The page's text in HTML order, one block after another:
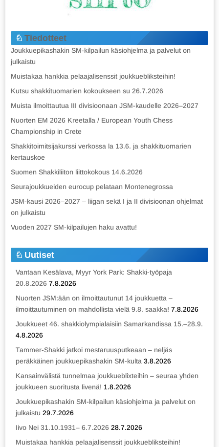
Tiedotteet
Joukkuepikashakin SM-kilpailun käsiohjelma ja palvelut on
julkaistu
Muistakaa hankkia pelaajalisenssit joukkuebliksteihin!
Kutsu shakkituomarien kokoukseen su 26.7.2026
Muista ilmoittautua III divisioonaan JSM-kaudelle 2026–2027
Nuorten EM 2026 Kreetalla / European Youth Chess
Championship in Crete
Shakkitoimitsijakurssi verkossa la 13.6. ja shakkituomarien
kertauskoe
Suomen Shakkiliiton liittokokous 14.6.2026
Seurajoukkueiden eurocup pelataan Montenegrossa
JSM-kausi 2026–2027 – liigan sekä I ja II divisioonan ohjelmat
on julkaistu
Vuoden 2027 SM-kilpailujen haku avattu!
Uutiset
Vantaan Kesälava, Myyr York Park: Shakki-työpaja
20.8.2026 7.8.2026
Nuorten JSM:ään on ilmoittautunut 14 joukkuetta –
ilmoittautuminen on mahdollista vielä 9.8. saakka! 7.8.2026
Joukkueet 46. shakkiolympialaisiin Samarkandissa 15.–28.9.
4.8.2026
Tammer-Shakki jatkoi mestaruusputkeaan – neljäs
peräkkäinen joukkuepikashakin SM-kulta 3.8.2026
Kansainvälistä tunnelmaa joukkueblixteihin – seuraa yhden
joukkueen suoritusta livenä! 1.8.2026
Joukkuepikashakin SM-kilpailun käsiohjelma ja palvelut on
julkaistu 29.7.2026
Iivo Nei 31.10.1931– 6.7.2026 28.7.2026
Muistakaa hankkia pelaajalisenssit joukkuebliksteihin!